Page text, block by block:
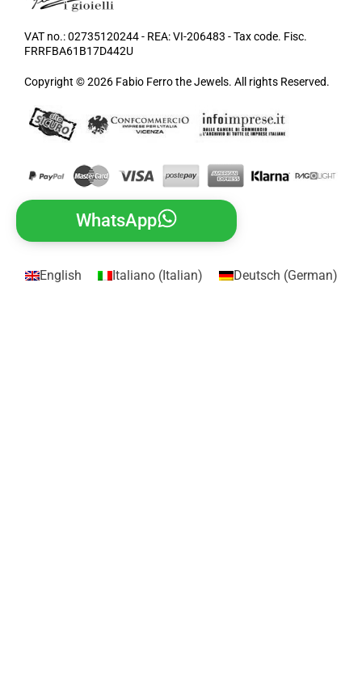
VAT no.: 02735120244 - REA: VI-206483 - Tax code. Fisc.
FRRFBA61B17D442U
Copyright © 2026 Fabio Ferro the Jewels. All rights Reserved.
WhatsApp
English Italiano(Italian) Deutsch (German)